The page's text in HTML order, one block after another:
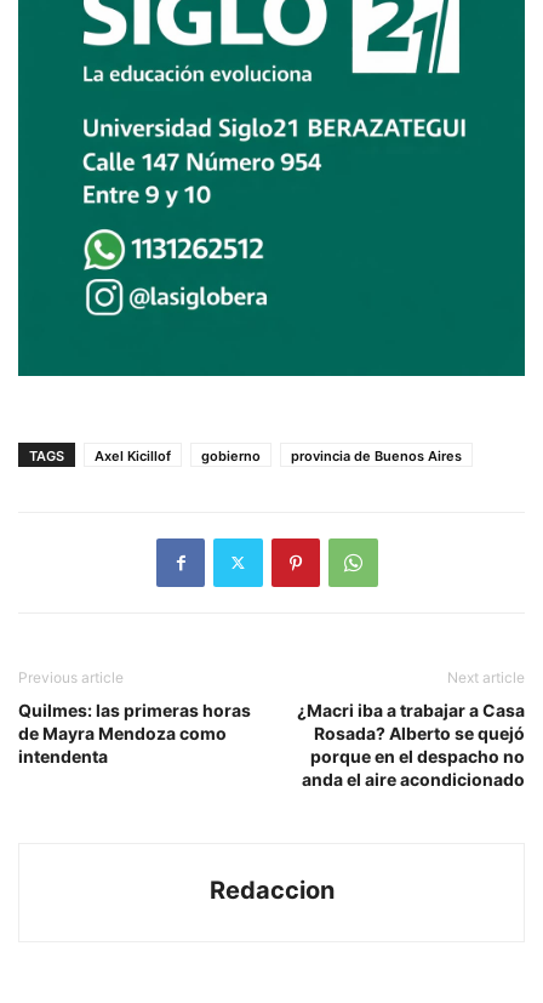
TAGS Axel Kicillof gobierno provincia de Buenos Aires
Previous article
Quilmes: las primeras horas
de Mayra Mendoza como
intendenta
Next article
¿Macri iba a trabajar a Casa
Rosada? Alberto se quejó
porque en el despacho no
anda el aire acondicionado
Redaccion